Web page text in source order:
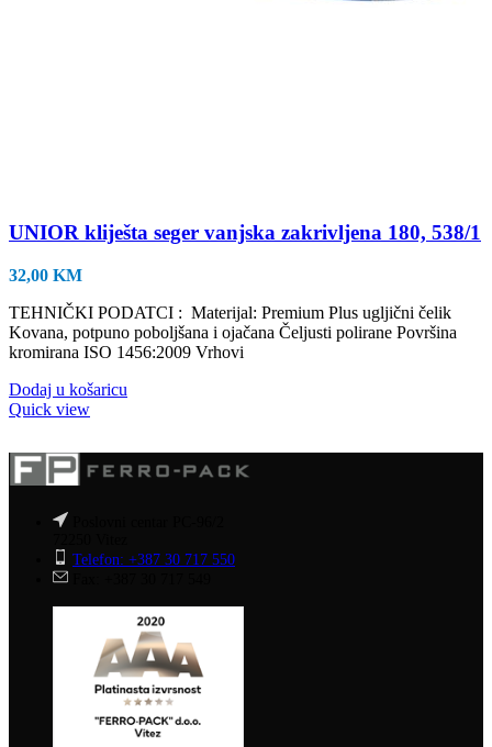
UNIOR kliješta seger vanjska zakrivljena 180, 538/1
32,00 KM
TEHNIČKI PODATCI : Materijal: Premium Plus ugljični čelik
Kovana, potpuno poboljšana i ojačana Čeljusti polirane Površina
kromirana ISO 1456:2009 Vrhovi
Dodaj u košaricu
Quick view
Telefon: +387 30 717 550